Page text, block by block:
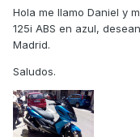
Hola me llamo Daniel y
125i ABS en azul,
Madrid.
Saludos.